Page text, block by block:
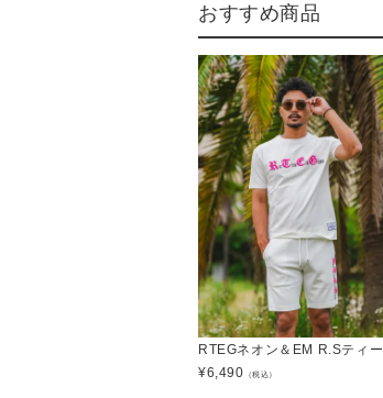
おすすめ商品
RTEGネオン＆EM R.Sティー
¥6,490 （税込）